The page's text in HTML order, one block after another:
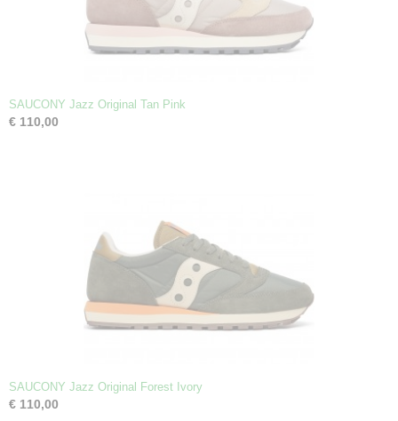
SAUCONY Jazz Original Tan Pink
€ 110,00
SAUCONY Jazz Original Forest Ivory
€ 110,00